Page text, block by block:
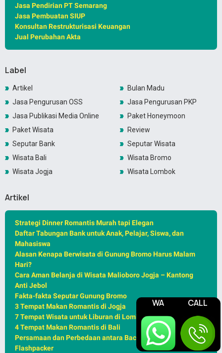
WA CALL
Jasa Pendirian PT Semarang
Jasa Pembuatan SIUP
Konsultan Restrukturisasi Keuangan
Jual Perubahan Akta
Label
Artikel
Bulan Madu
Jasa Pengurusan OSS
Jasa Pengurusan PKP
Jasa Publikasi Media Online
Paket Honeymoon
Paket Wisata
Review
Seputar Bank
Seputar Wisata
Wisata Bali
Wisata Bromo
Wisata Jogja
Wisata Lombok
Artikel
Strategi Dinner Romantis Murah tapi Elegan
Daftar Tabungan Bank untuk Anak, Pelajar, Siswa, dan
Mahasiswa
Alasan Kenapa Berwisata di Gunung Bromo Harus Malam
Hari?
Cara Aman Belanja di Wisata Malioboro Jogja – Kantong
Anti Jebol
Fakta-fakta Seputar Gunung Bromo
3 Tempat Makan Romantis di Jogja
7 Tempat Wisata untuk Liburan di Lombok
4 Tempat Makan Romantis di Bali
Persamaan dan Perbedaan antara Backpacker, Traveller,
Flashpacker